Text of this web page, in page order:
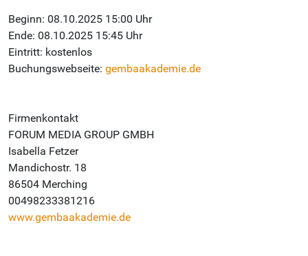
Beginn: 08.10.2025 15:00 Uhr
Ende: 08.10.2025 15:45 Uhr
Eintritt: kostenlos
Buchungswebseite: gembaakademie.de
Firmenkontakt
FORUM MEDIA GROUP GMBH
Isabella Fetzer
Mandichostr. 18
86504 Merching
00498233381216
www.gembaakademie.de